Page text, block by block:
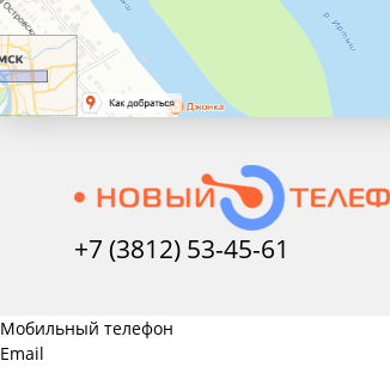
+7 (3812) 53-45-61
Мобильный телефон
Email